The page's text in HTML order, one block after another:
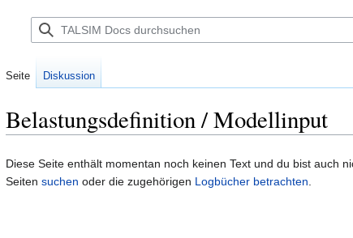
Seite Diskussion
Belastungsdefinition / Modellinput
Diese Seite enthält momentan noch keinen Text und du bist auch
Seiten suchen oder die zugehörigen Logbücher betrachten